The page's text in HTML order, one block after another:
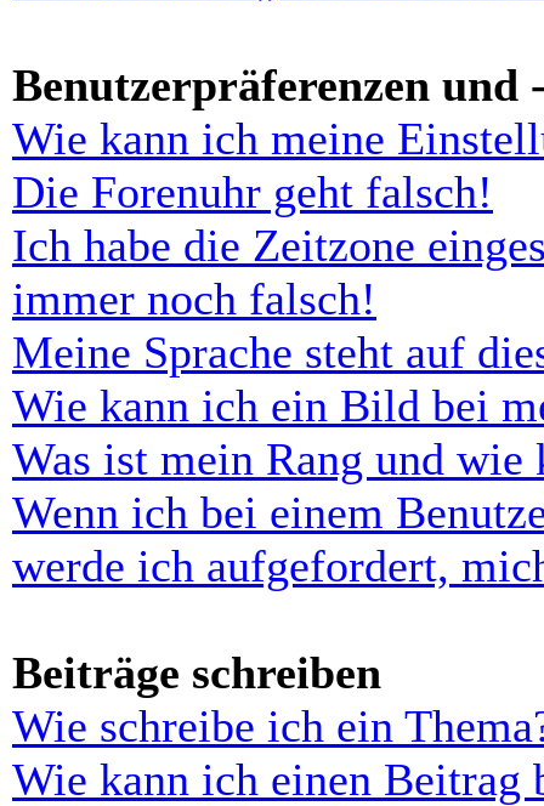
Benutzerpräferenzen und
Wie kann ich meine
Die Forenuhr geht falsch!
Ich habe die Zeitzone
immer noch falsch!
Meine Sprache steht auf
Wie kann ich ein Bild bei
Was ist mein Rang und wie
Wenn ich bei einem
werde ich aufgefordert,
Beiträge schreiben
Wie schreibe ich ein
Wie kann ich einen Beitrag